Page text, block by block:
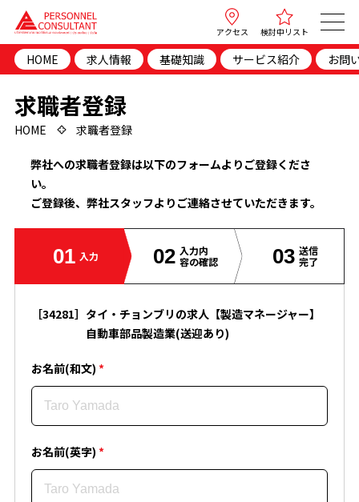
アクセス 検討中リスト
HOME 求人情報 基礎知識 サービス紹介 お問
求職者登録
HOME 求職者登録
弊社への求職者登録は以下のフォームよりご登録くださ
い。
ご登録後、弊社スタッフよりご連絡させていただきます。
01 入力 02 入力内
容の確認
03 送信
完了
［34281］ タイ・チョンブリの求人【製造マネージャー】
自動車部品製造業(送迎あり)
お名前(和文) *
お名前(英字) *